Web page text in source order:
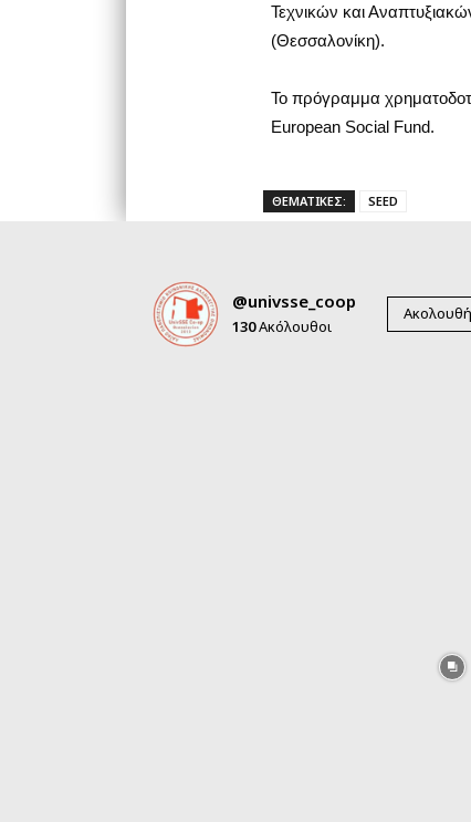
Τεχνικών και
(Θεσσαλονίκη).
Το πρόγραμμα
European Social Fund.
ΘΕΜΑΤΙΚΕΣ: SEED
@univsse_coop
130Ακόλουθοι